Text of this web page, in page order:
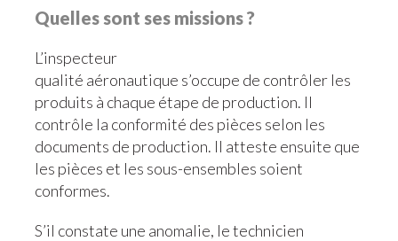
Quelles sont ses missions ?
L’inspecteur
qualité aéronautique s’occupe de contrôler les
produits à chaque étape de production. Il
contrôle la conformité des pièces selon les
documents de production. Il atteste ensuite que
les pièces et les sous-ensembles soient
conformes.
S’il constate une anomalie, le technicien